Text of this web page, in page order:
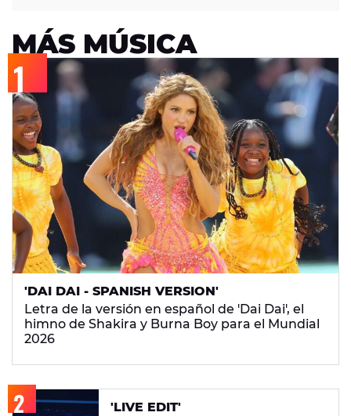
MÁS MÚSICA
'DAI DAI - SPANISH VERSION'
Letra de la versión en español de 'Dai Dai', el
himno de Shakira y Burna Boy para el Mundial
2026
'LIVE EDIT'